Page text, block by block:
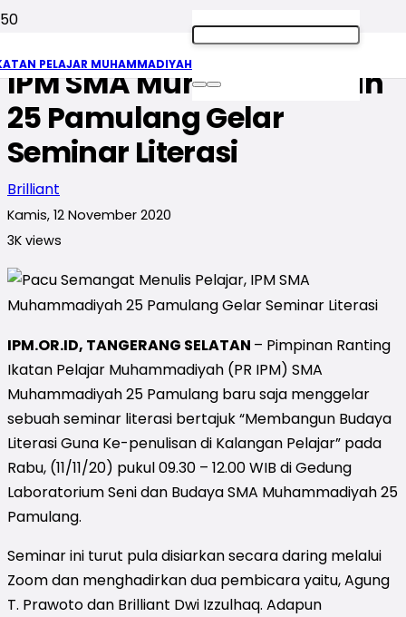
PELAJAR MUHAMMADIYAH
Pacu Semangat Menulis,
IPM SMA Muhammadiyah
25 Pamulang Gelar
Seminar Literasi
Brilliant
Kamis, 12 November 2020
3K views
IPM.OR.ID, TANGERANG SELATAN – Pimpinan Ranting
Ikatan Pelajar Muhammadiyah (PR IPM) SMA
Muhammadiyah 25 Pamulang baru saja menggelar
sebuah seminar literasi bertajuk “Membangun Budaya
Literasi Guna Ke-penulisan di Kalangan Pelajar” pada
Rabu, (11/11/20) pukul 09.30 – 12.00 WIB di Gedung
Laboratorium Seni dan Budaya SMA Muhammadiyah 25
Pamulang.
Seminar ini turut pula disiarkan secara daring melalui
Zoom dan menghadirkan dua pembicara yaitu, Agung
T. Prawoto dan Brilliant Dwi Izzulhaq. Adapun